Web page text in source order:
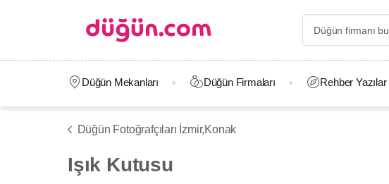
Düğün Mekanları Düğün Firmaları Rehber Yazılar
Düğün Fotoğrafçıları İzmir,Konak
Işık Kutusu